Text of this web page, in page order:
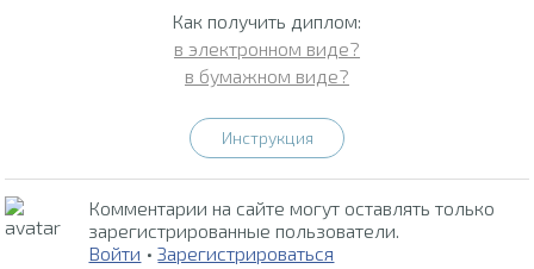
Как получить диплом:
в электронном виде?
в бумажном виде?
Инструкция
Комментарии на сайте могут оставлять только
зарегистрированные пользователи.
Войти •Зарегистрироваться